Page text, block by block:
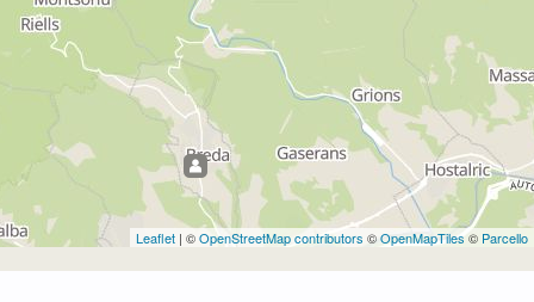
Leaflet | ©OpenStreetMap contributors ©OpenMapTiles© Parcello